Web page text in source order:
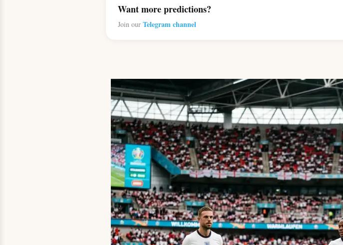
Want more predictions?
Join our Telegram channel